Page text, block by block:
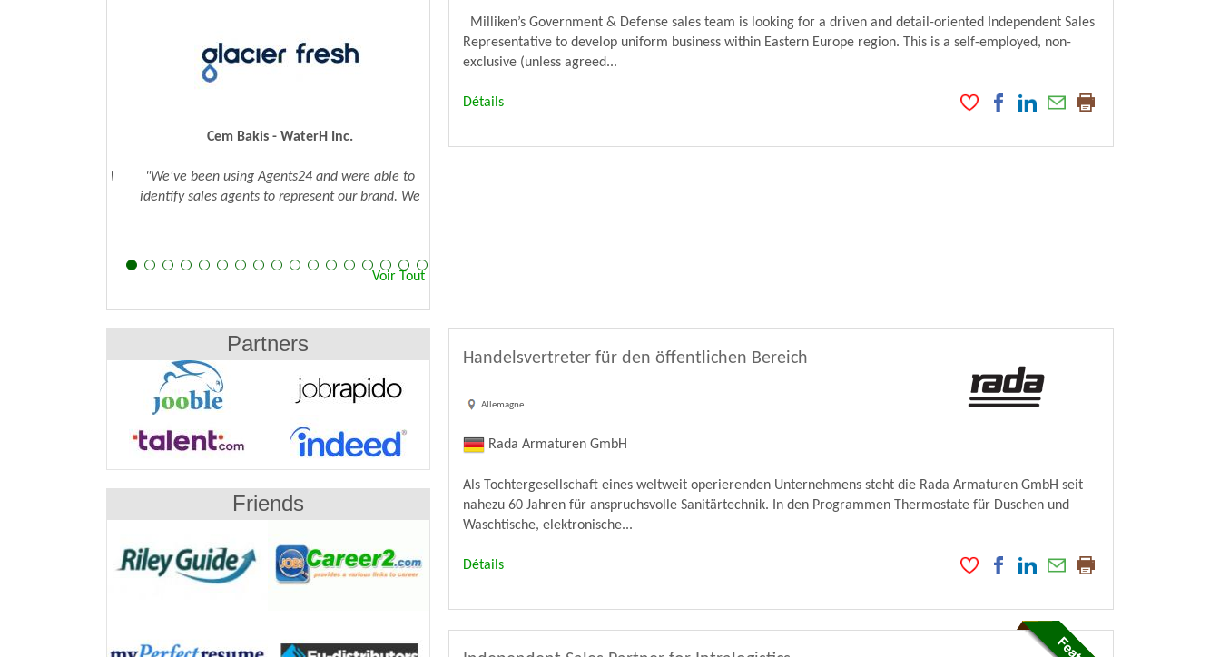
Milliken’s Government & Defense sales team is looking for a driven and detail-oriented Independent Sales
Representative to develop uniform business within Eastern Europe region. This is a self-employed, non-
exclusive (unless agreed...
Détails
Handelsvertreter für den öffentlichen Bereich
Allemagne
Rada Armaturen GmbH
Als Tochtergesellschaft eines weltweit operierenden Unternehmens steht die Rada Armaturen GmbH seit
nahezu 60 Jahren für anspruchsvolle Sanitärtechnik. In den Programmen Thermostate für Duschen und
Waschtische, elektronische...
Détails
Cem Bakis - WaterH Inc.
"We've been using Agents24 and were able to
identify sales agents to represent our brand. We
Partners
Friends